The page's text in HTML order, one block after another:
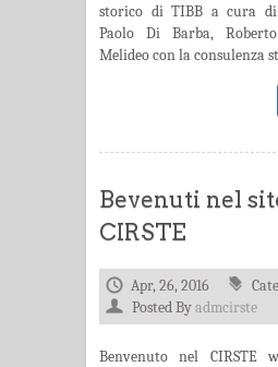
storico di TIBB a cura di
Paolo Di Barba,
Melideo con la consulenza
Bevenuti nel
CIRSTE
Apr, 26, 2016
Posted Byadmcirste
Benvenuto nel CIRSTE